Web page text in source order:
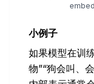
小例子
如果模型在训
物”“狗会叫、